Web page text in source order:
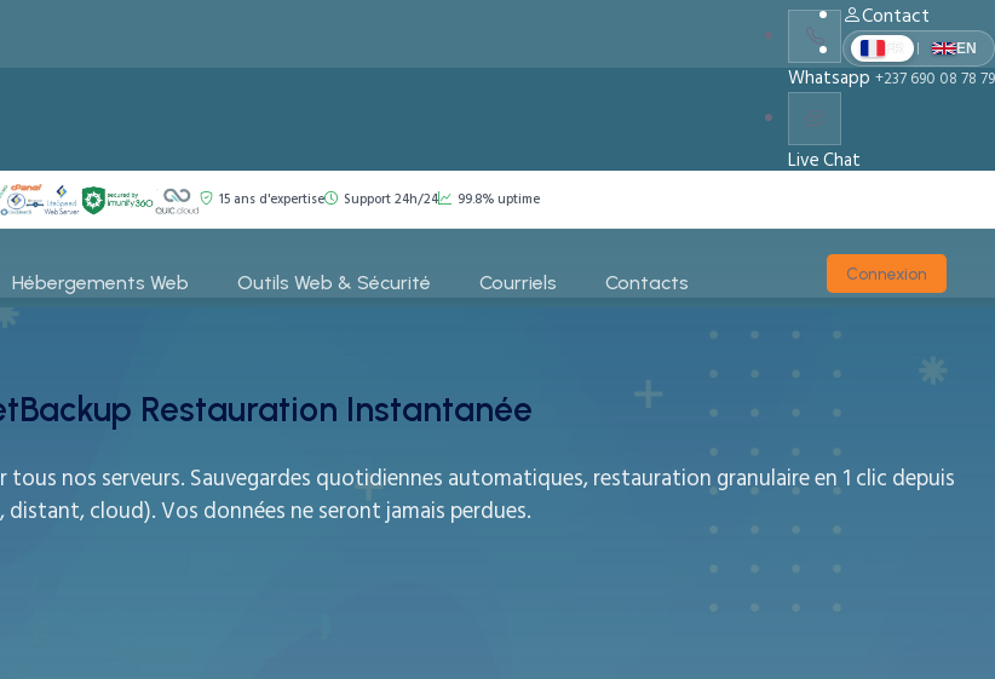
Contact
| EN
Whatsapp +237 690 08 78 79
Live Chat
15 ans d'expertise Support 24h/24 99.8% uptime
Hébergements Web Outils Web & Sécurité Courriels Contacts Connexion
Restauration Instantanée
nos serveurs. Sauvegardes quotidiennes automatiques, restauration granulaire en 1 clic depuis
cloud). Vos données ne seront jamais perdues.